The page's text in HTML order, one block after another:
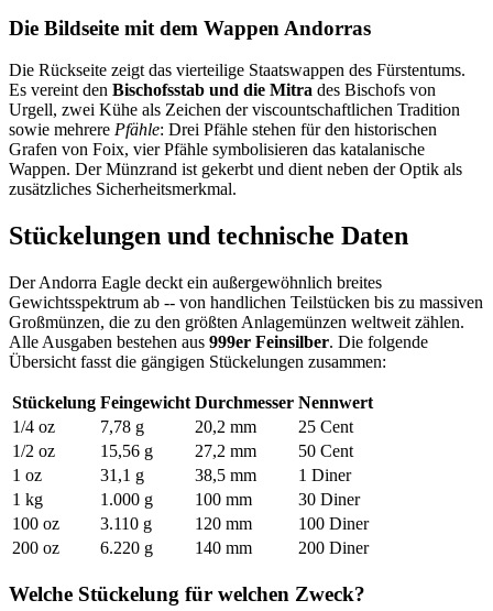
Die Bildseite mit dem Wappen Andorras
Die Rückseite zeigt das vierteilige Staatswappen des Fürstentums.
Es vereint den Bischofsstab und die Mitra des Bischofs von
Urgell, zwei Kühe als Zeichen der viscountschaftlichen Tradition
sowie mehrere Pfähle: Drei Pfähle stehen für den historischen
Grafen von Foix, vier Pfähle symbolisieren das katalanische
Wappen. Der Münzrand ist gekerbt und dient neben der Optik als
zusätzliches Sicherheitsmerkmal.
Stückelungen und technische Daten
Der Andorra Eagle deckt ein außergewöhnlich breites
Gewichtsspektrum ab -- von handlichen Teilstücken bis zu massiven
Groß­münzen, die zu den größten Anlagemünzen weltweit zählen.
Alle Ausgaben bestehen aus 999er Feinsilber. Die folgende
Übersicht fasst die gängigen Stückelungen zusammen:
Stückelung Feingewicht Durchmesser Nennwert
1/4 oz
7,78 g 20,2 mm
25 Cent
1/2 oz
15,56 g 27,2 mm
50 Cent
1 oz
31,1 g 38,5 mm
1 Diner
1 kg
1.000 g 100 mm
30 Diner
100 oz
3.110 g 120 mm
100 Diner
200 oz
6.220 g 140 mm 200 Diner
Welche Stückelung für welchen Zweck?